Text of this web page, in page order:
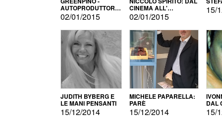
AUTOPRODUTTORE
PER AMORE
02/01/2015
CINEMA ALL'
AUTOPRODUZIONE
02/01/2015
15/
JUDITH BYBERG E
LE MANI PENSANTI
15/12/2014
MICHELE PAPARELLA:
PARÈ
15/12/2014
DAL
15/